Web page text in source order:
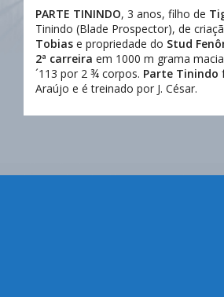
PARTE TININDO, 3 anos, filho de
Tinindo (Blade Prospector), de
Tobias e propriedade do Stud
2ª carreira em 1000 m grama
´113 por 2 ¾ corpos. Parte Tinindo
Araújo e é treinado por J. César.